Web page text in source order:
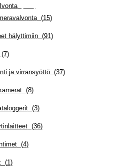
(
(15)
hälyttimiin(91)
7)
ja virransyöttö(37)
(8)
(3)
(36)
(4)
(1)